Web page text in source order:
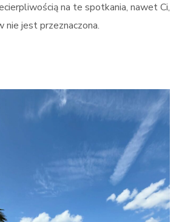
na te spotkania, nawet Ci,
nie jest przeznaczona.